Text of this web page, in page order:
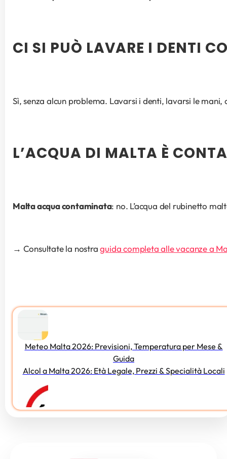
CI SI PUÒ LAVARE I DENTI
Sì, senza alcun problema. Lavarsi i denti, lavarsi le
L’ACQUA DI MALTA È
Malta acqua contaminata: no. L’acqua del rubinetto
→ Consultate la nostra guida completa alle vacanze a
Meteo Malta 2026: Previsioni, Temperatura per Mese &
Guida
Alcol a Malta 2026: Età Legale, Prezzi & Specialità Locali